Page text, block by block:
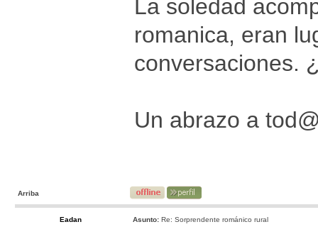
La soledad
romanica, eran
conversaciones.
Un abrazo a
Arriba
Eadan Asunto: Re: Sorprendente románico rural